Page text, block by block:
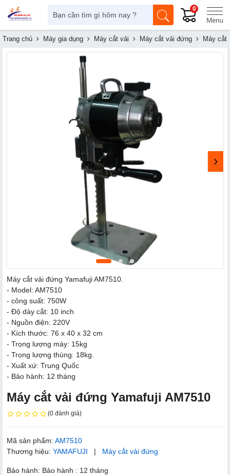
0
Trang chủ Máy gia dụng Máy cắt vải Máy cắt vải đứng Máy cắt
Máy cắt vải đứng Yamafuji AM7510.
- Model: AM7510
- công suất: 750W
- Độ dày cắt: 10 inch
- Nguồn điện: 220V
- Kích thước: 76 x 40 x 32 cm
- Trọng lượng máy: 15kg
- Trọng lượng thùng: 18kg.
- Xuất xứ: Trung Quốc
- Bảo hành: 12 tháng
Máy cắt vải đứng Yamafuji AM7510
(0 đánh giá)
Mã sản phẩm: AM7510
Thương hiệu: YAMAFUJI | Máy cắt vải đứng
Bảo hành: Bảo hành : 12 tháng